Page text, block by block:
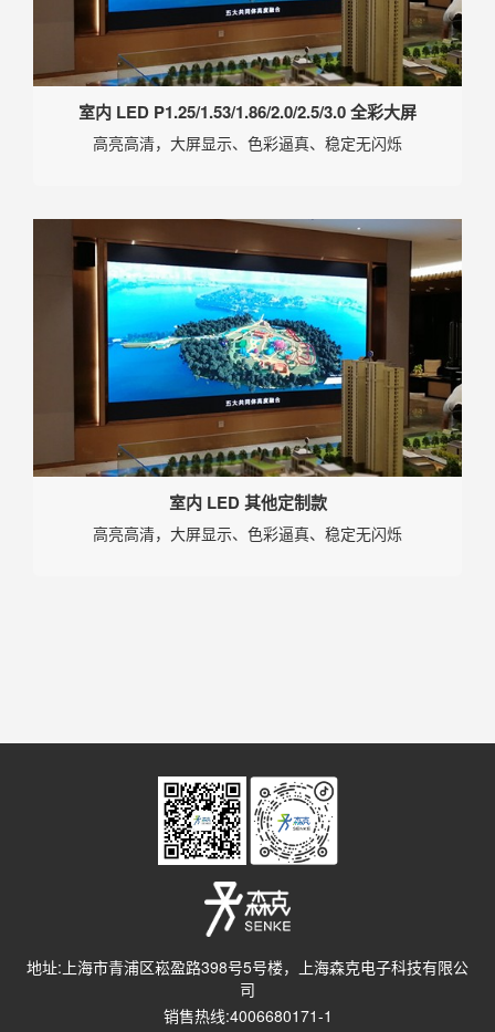
室内 LED P1.25/1.53/1.86/2.0/2.5/3.0 全彩大屏
高亮高清，大屏显示、色彩逼真、稳定无闪烁
室内 LED 其他定制款
高亮高清，大屏显示、色彩逼真、稳定无闪烁
地址:上海市青浦区崧盈路398号5号楼，上海森克电子科技有限公
司
销售热线:4006680171-1